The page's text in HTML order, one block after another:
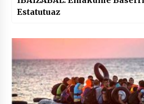
Estatutuaz